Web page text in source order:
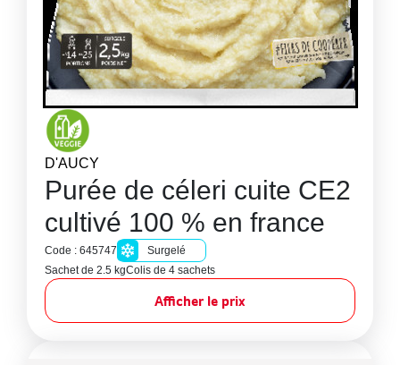
D'AUCY
Purée de céleri cuite CE2
cultivé 100 % en france
Code : 645747
Surgelé
Sachet de 2.5 kgColis de 4 sachets
Afficher le prix